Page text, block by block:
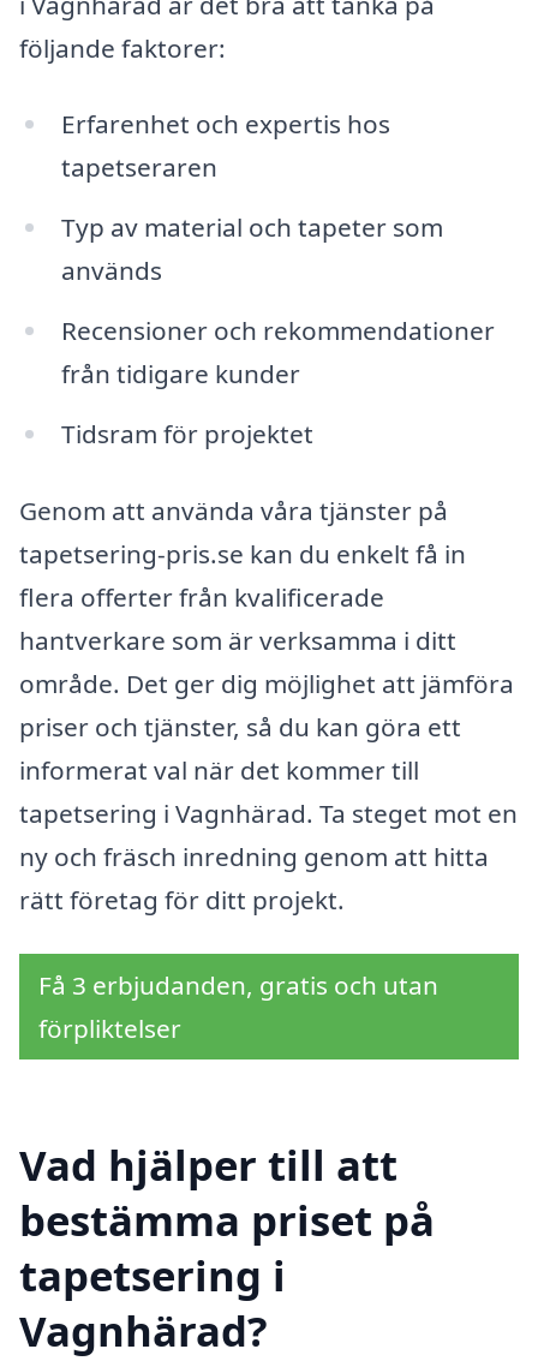
följande faktorer:
Erfarenhet och expertis hos
tapetseraren
Typ av material och tapeter som
används
Recensioner och rekommendationer
från tidigare kunder
Tidsram för projektet
Genom att använda våra tjänster på
tapetsering-pris.se kan du enkelt få in
flera offerter från kvalificerade
hantverkare som är verksamma i ditt
område. Det ger dig möjlighet att jämföra
priser och tjänster, så du kan göra ett
informerat val när det kommer till
tapetsering i Vagnhärad. Ta steget mot en
ny och fräsch inredning genom att hitta
rätt företag för ditt projekt.
Få 3 erbjudanden, gratis och utan
förpliktelser
Vad hjälper till att
bestämma priset på
tapetsering i
Vagnhärad?